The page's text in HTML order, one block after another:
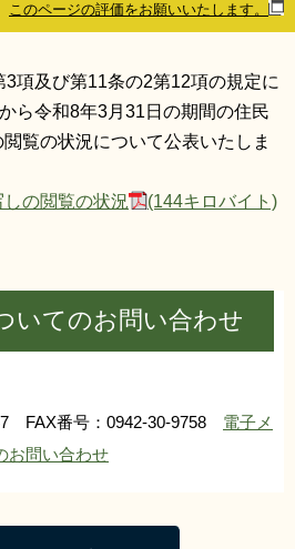
組織から探す
利用ガイド
プライバシーポリシー
このページの評価をお願いいたします。
項及び第11条の2第12項の規定に
ら令和8年3月31日の期間の住民
覧の状況について公表いたしま
の閲覧の状況
(144キロバイト)
いてのお問い合わせ
FAX番号：0942-30-9758 電子メ
お問い合わせ